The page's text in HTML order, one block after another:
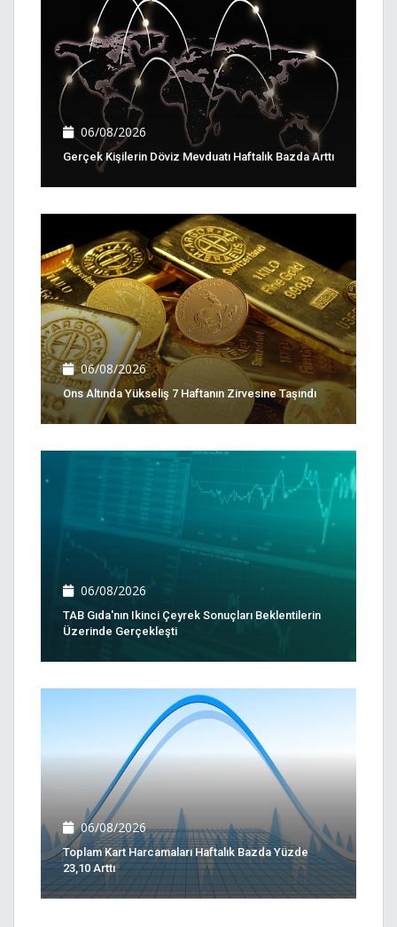
06/08/2026
Gerçek Kişilerin Döviz Mevduatı Haftalık Bazda Arttı
06/08/2026
Ons Altında Yükseliş 7 Haftanın Zirvesine Taşındı
06/08/2026
TAB Gıda'nın Ikinci Çeyrek Sonuçları Beklentilerin
Üzerinde Gerçekleşti
06/08/2026
Toplam Kart Harcamaları Haftalık Bazda Yüzde
23,10 Arttı